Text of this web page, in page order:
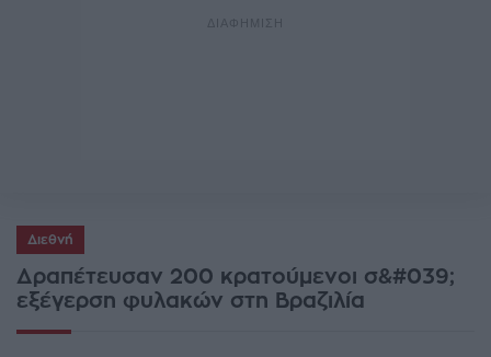
Διεθνή
Δραπέτευσαν 200 κρατούμενοι σ&#039;
εξέγερση φυλακών στη Βραζιλία